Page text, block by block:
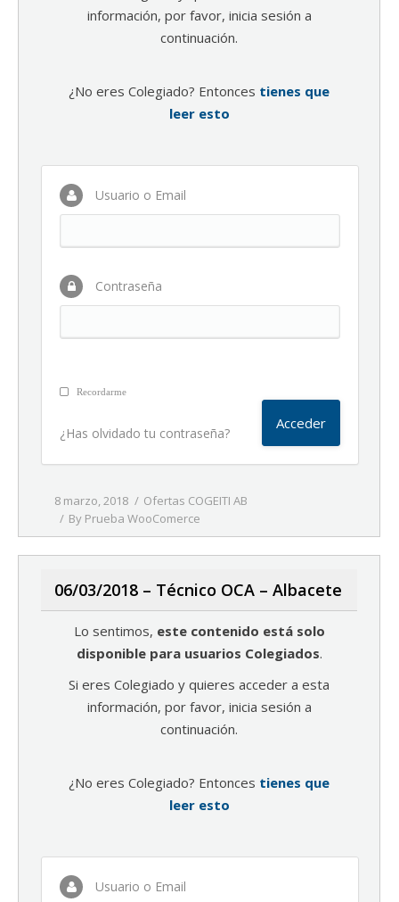
información, por favor, inicia sesión a
continuación.
¿No eres Colegiado? Entonces tienes que
leer esto
Usuario o Email
Contraseña
Recordarme
¿Has olvidado tu contraseña?
8 marzo, 2018
Ofertas COGEITI AB
By Prueba WooComerce
06/03/2018 – Técnico OCA – Albacete
Lo sentimos, este contenido está solo
disponible para usuarios Colegiados.
Si eres Colegiado y quieres acceder a esta
información, por favor, inicia sesión a
continuación.
¿No eres Colegiado? Entonces tienes que
leer esto
Usuario o Email